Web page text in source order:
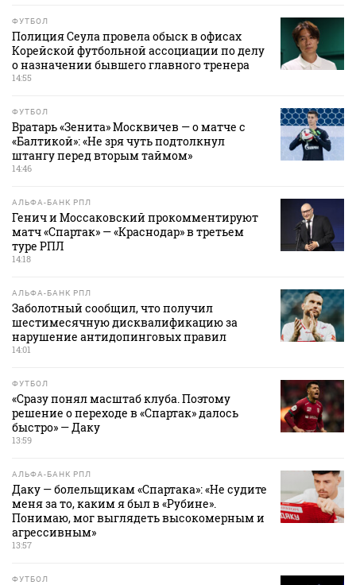
ФУТБОЛ
Полиция Сеула провела обыск в офисах
Корейской футбольной ассоциации по делу
о назначении бывшего главного тренера
14:55
ФУТБОЛ
Вратарь «Зенита» Москвичев — о матче с
«Балтикой»: «Не зря чуть подтолкнул
штангу перед вторым таймом»
14:46
АЛЬФА-БАНК РПЛ
Генич и Моссаковский прокомментируют
матч «Спартак» — «Краснодар» в третьем
туре РПЛ
14:18
АЛЬФА-БАНК РПЛ
Заболотный сообщил, что получил
шестимесячную дисквалификацию за
нарушение антидопинговых правил
14:01
ФУТБОЛ
«Сразу понял масштаб клуба. Поэтому
решение о переходе в «Спартак» далось
быстро» — Даку
13:59
АЛЬФА-БАНК РПЛ
Даку — болельщикам «Спартака»: «Не судите
меня за то, каким я был в «Рубине».
Понимаю, мог выглядеть высокомерным и
агрессивным»
13:57
ФУТБОЛ